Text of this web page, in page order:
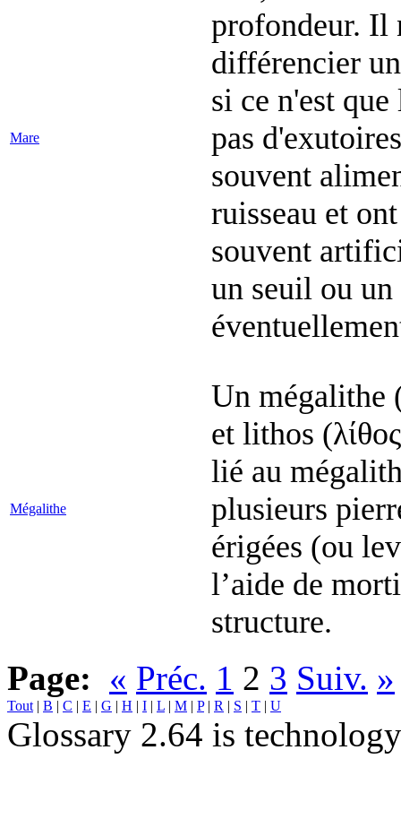
Mare
profondeur. Il
différencier
si ce n'est
pas
souvent
ruisseau et
souvent
un seuil ou
Mégalithe
Un mégalithe
et lithos
lié au
plusieurs
érigées (ou
l’aide de
structure.
Page: « Préc. 1 2 3 Suiv. »
Tout| B | C | E | G | H | I | L | M | P| R | S | T | U
Glossary 2.64 is